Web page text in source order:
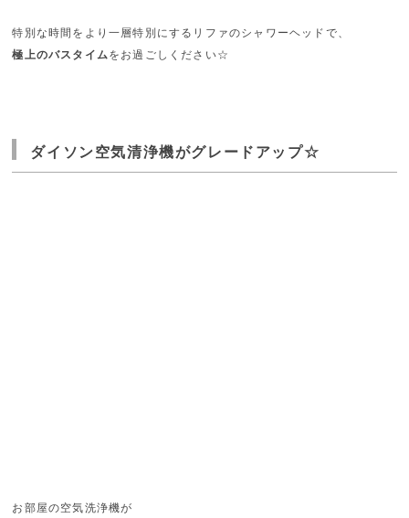
特別な時間をより一層特別にするリファのシャワーヘッドで、
極上のバスタイムをお過ごしください☆
ダイソン空気清浄機がグレードアップ☆
お部屋の空気洗浄機が